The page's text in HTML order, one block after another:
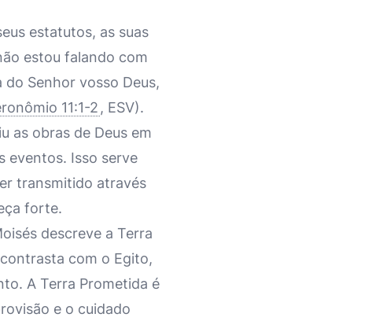
estatutos, as suas
estou falando com
Senhor vosso Deus,
11:1-2 , ESV).
as obras de Deus em
eventos. Isso serve
transmitido através
forte.
descreve a Terra
com o Egito,
A Terra Prometida é
e o cuidado